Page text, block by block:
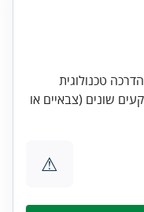
טכנולוגית
שונים (צבאיים או
⚠